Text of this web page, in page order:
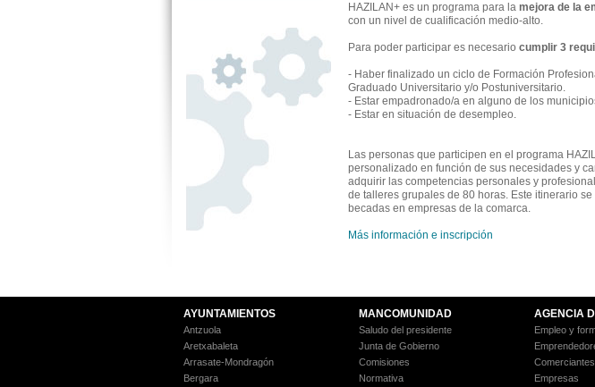
HAZILAN+ es un programa para la mejora de la
con un nivel de cualificación medio-alto.
Para poder participar es necesario cumplir 3
- Haber finalizado un ciclo de Formación
Graduado Universitario y/o Postuniversitario.
- Estar empadronado/a en alguno de los
- Estar en situación de desempleo.
Las personas que participen en el programa
personalizado en función de sus necesidades y
adquirir las competencias personales y
de talleres grupales de 80 horas. Este itinerario
becadas en empresas de la comarca.
Más información e inscripción
AYUNTAMIENTOS
Antzuola
Aretxabaleta
Arrasate-Mondragón
Bergara
MANCOMUNIDAD
Saludo del presidente
Junta de Gobierno
Comisiones
Normativa
AGENCIA
Empleo y
Comerciantes
Empresas